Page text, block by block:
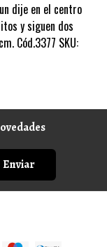
dije en el centro
y siguen dos
Cód.3377 SKU:
Enviar